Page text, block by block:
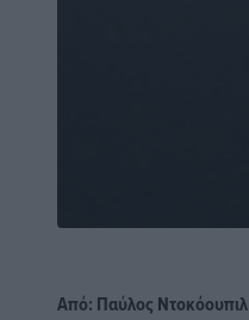
Από: Παύλος Nτοκόουπιλ